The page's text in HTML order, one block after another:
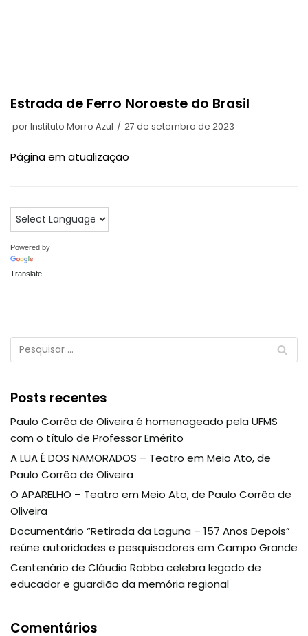
Estrada de Ferro Noroeste do Brasil
porInstituto Morro Azul 27 de setembro de 2023
Página em atualização
Powered by
Translate
Posts recentes
Paulo Corrêa de Oliveira é homenageado pela UFMS
com o título de Professor Emérito
A LUA É DOS NAMORADOS – Teatro em Meio Ato, de
Paulo Corrêa de Oliveira
O APARELHO – Teatro em Meio Ato, de Paulo Corrêa de
Oliveira
Documentário “Retirada da Laguna – 157 Anos Depois”
reúne autoridades e pesquisadores em Campo Grande
Centenário de Cláudio Robba celebra legado de
educador e guardião da memória regional
Comentários